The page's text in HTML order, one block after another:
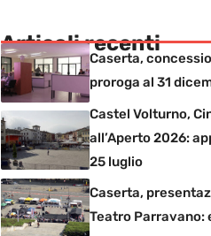
Articoli recenti
Caserta,
proroga al 31
Castel Volturno,
all’Aperto 2026:
25 luglio
Caserta,
Teatro Parravano: